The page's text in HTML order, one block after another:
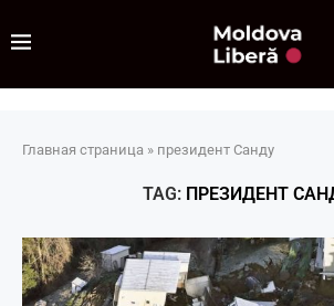
Главная страница » президент Санду
TAG: ПРЕЗИДЕНТ